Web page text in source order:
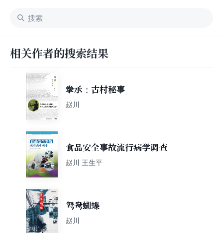
相关作者的搜索结果
拳承：古村秘事
赵川
食品安全事故流行病学调查
赵川 王生平
鸳鸯蝴蝶
赵川